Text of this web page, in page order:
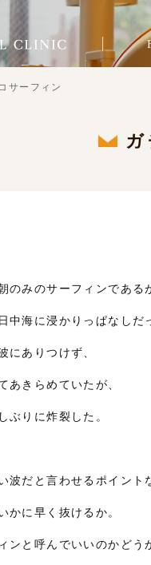
サーフィン
のみのサーフィンである
中海に浸かりっぱなしだ
にありつけず、
あきらめていたが、
ぶりに炸裂した。
波だと言わせるポイント
かに早く抜けるか。
ンと呼んでいいのかどう